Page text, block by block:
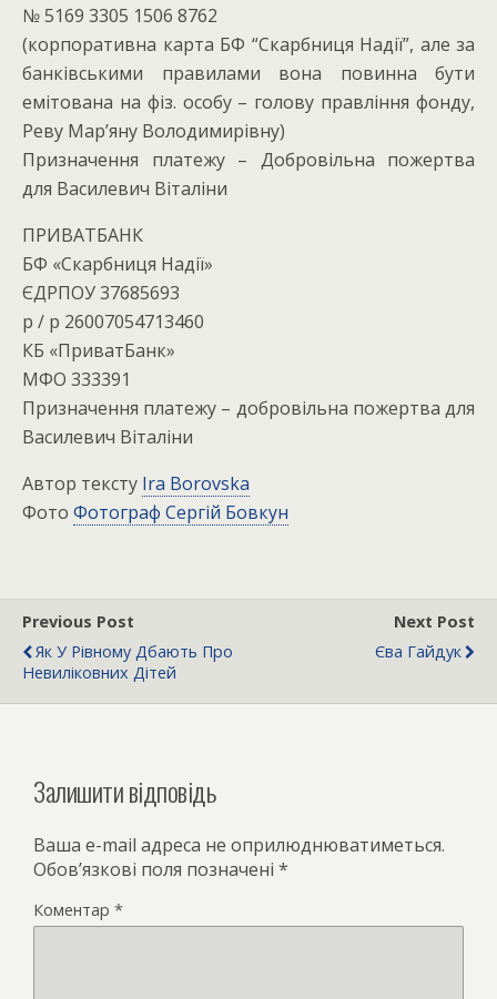
№ 5169 3305 1506 8762
(корпоративна карта БФ “Скарбниця Надії”, але за
банківськими правилами вона повинна бути
емітована на фіз. особу – голову правління фонду,
Реву Мар’яну Володимирівну)
Призначення платежу – Добровільна пожертва
для Василевич Віталіни
ПРИВАТБАНК
БФ «Скарбниця Надії»
ЄДРПОУ 37685693
р / р 26007054713460
КБ «ПриватБанк»
МФО 333391
Призначення платежу – добровільна пожертва для
Василевич Віталіни
Автор тексту Ira Borovska
Фото Фотограф Сергій Бовкун
Previous Post
Як У Рівному Дбають Про
Невиліковних Дітей
Next Post
Єва Гайдук
Залишити відповідь
Ваша e-mail адреса не оприлюднюватиметься.
Обов’язкові поля позначені *
Коментар *